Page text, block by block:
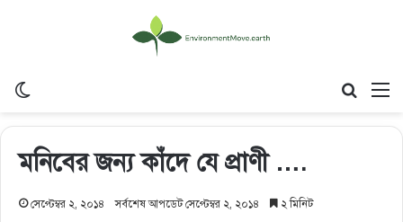
মনিবের জন্য কাঁদে যে প্রাণী ….
সেপ্টেম্বর ২, ২০১৪ সর্বশেষ আপডেট সেপ্টেম্বর ২, ২০১৪ ২ মিনিট